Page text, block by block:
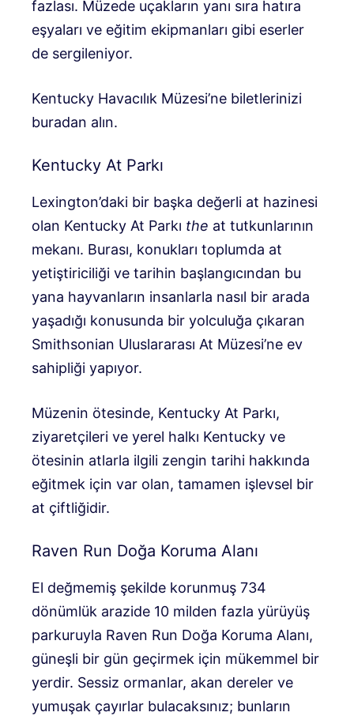
fazlası. Müzede uçakların yanı sıra hatıra
eşyaları ve eğitim ekipmanları gibi eserler
de sergileniyor.
Kentucky Havacılık Müzesi’ne biletlerinizi
buradan alın.
Kentucky At Parkı
Lexington’daki bir başka değerli at hazinesi
olan Kentucky At Parkı the at tutkunlarının
mekanı. Burası, konukları toplumda at
yetiştiriciliği ve tarihin başlangıcından bu
yana hayvanların insanlarla nasıl bir arada
yaşadığı konusunda bir yolculuğa çıkaran
Smithsonian Uluslararası At Müzesi’ne ev
sahipliği yapıyor.
Müzenin ötesinde, Kentucky At Parkı,
ziyaretçileri ve yerel halkı Kentucky ve
ötesinin atlarla ilgili zengin tarihi hakkında
eğitmek için var olan, tamamen işlevsel bir
at çiftliğidir.
Raven Run Doğa Koruma Alanı
El değmemiş şekilde korunmuş 734
dönümlük arazide 10 milden fazla yürüyüş
parkuruyla Raven Run Doğa Koruma Alanı,
güneşli bir gün geçirmek için mükemmel bir
yerdir. Sessiz ormanlar, akan dereler ve
yumuşak çayırlar bulacaksınız; bunların